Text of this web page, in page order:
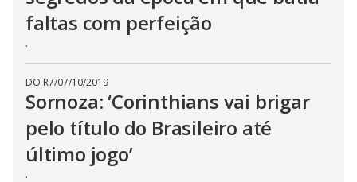
faltas com perfeição
.
DO R7/07/10/2019
Sornoza: ‘Corinthians vai brigar
pelo título do Brasileiro até
último jogo’
.